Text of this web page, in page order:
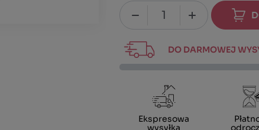
DO DARMOWEJ
Ekspresowa
wysyłka